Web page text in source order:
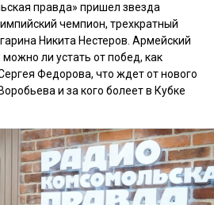
правда» пришел звезда
чемпион, трехкратный
Никита Нестеров. Армейский
ли устать от побед, как
Федорова, что ждет от нового
и за кого болеет в Кубке